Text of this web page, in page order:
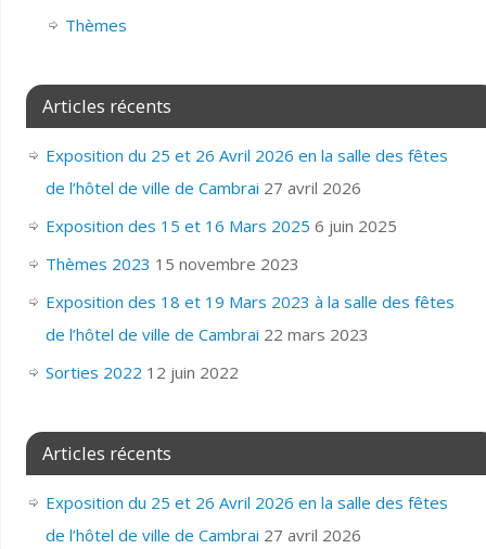
Thèmes
Articles récents
Exposition du 25 et 26 Avril 2026 en la salle des fêtes
de l’hôtel de ville de Cambrai 27 avril 2026
Exposition des 15 et 16 Mars 2025 6 juin 2025
Thèmes 2023 15 novembre 2023
Exposition des 18 et 19 Mars 2023 à la salle des fêtes
de l’hôtel de ville de Cambrai 22 mars 2023
Sorties 2022 12 juin 2022
Articles récents
Exposition du 25 et 26 Avril 2026 en la salle des fêtes
de l’hôtel de ville de Cambrai 27 avril 2026